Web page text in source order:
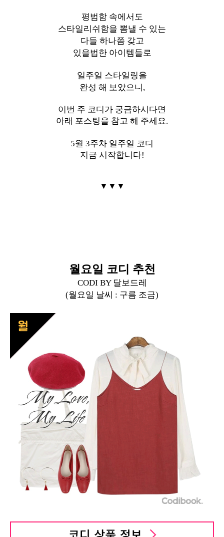
평범함 속에서도
스타일리쉬함을 뽐낼 수 있는
다들 하나쯤 갖고
있을법한 아이템들로
일주일 스타일링을
완성 해 보았으니,
이번 주 코디가 궁금하시다면
아래 포스팅을 참고 해 주세요.
5월 3주차 일주일 코디
지금 시작합니다!
▼ ▼ ▼
월요일 코디 추천
CODI BY 달보드레
(월요일 날씨 : 구름 조금)